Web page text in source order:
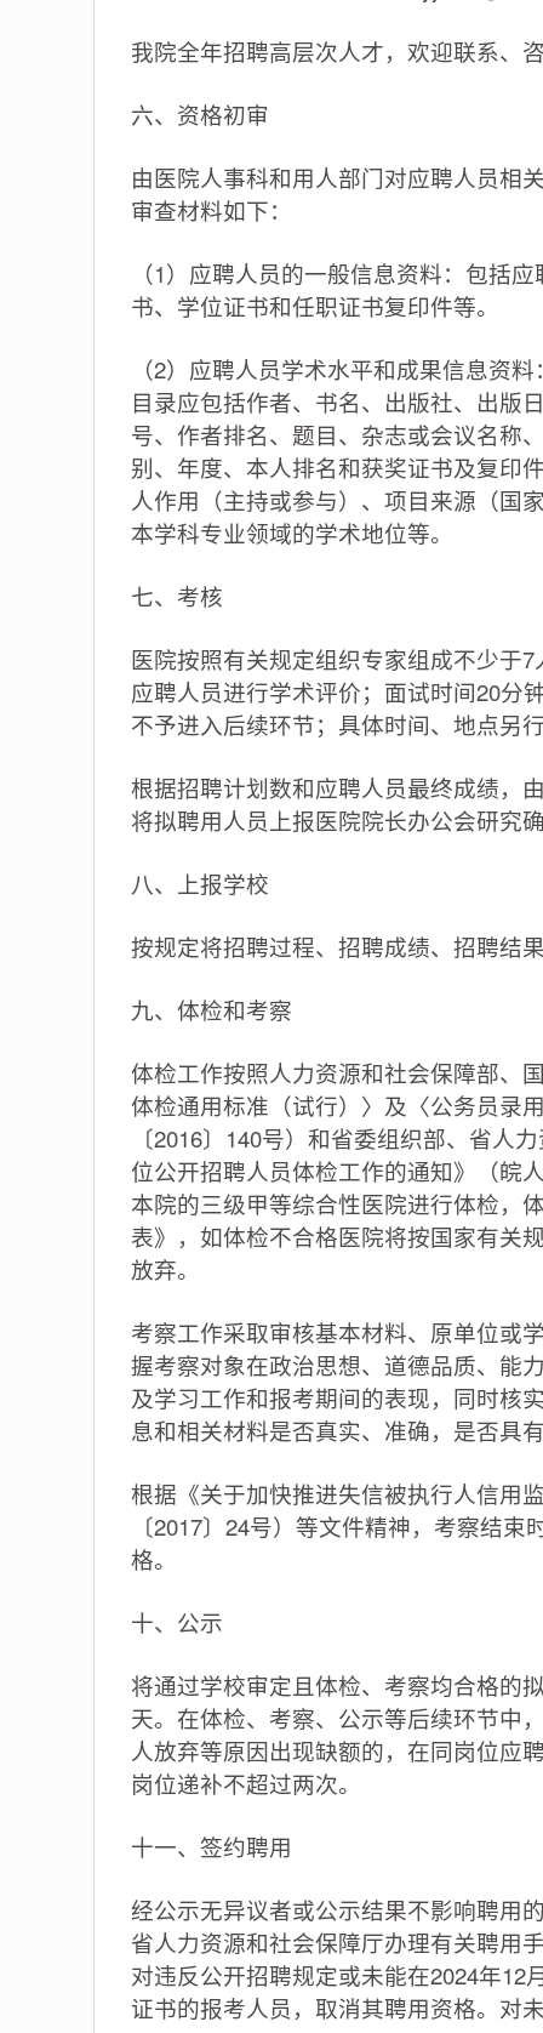
我院全年招聘高层次人才，欢迎联系、
六、资格初审
由医院人事科和用人部门对应聘人员相
审查材料如下：
（1）应聘人员的一般信息资料：包括
书、学位证书和任职证书复印件等。
（2）应聘人员学术水平和成果信息资
目录应包括作者、书名、出版社、出版
号、作者排名、题目、杂志或会议名称
别、年度、本人排名和获奖证书及复印
人作用（主持或参与）、项目来源（国
本学科专业领域的学术地位等。
七、考核
医院按照有关规定组织专家组成不少于
应聘人员进行学术评价；面试时间20分
不予进入后续环节；具体时间、地点另
根据招聘计划数和应聘人员最终成绩，
将拟聘用人员上报医院院长办公会研究
八、上报学校
按规定将招聘过程、招聘成绩、招聘结
九、体检和考察
体检工作按照人力资源和社会保障部、
体检通用标准（试行）〉及〈公务员录
〔2016〕140号）和省委组织部、省人
位公开招聘人员体检工作的通知》（皖
本院的三级甲等综合性医院进行体检，
表》，如体检不合格医院将按国家有关
放弃。
考察工作采取审核基本材料、原单位或
握考察对象在政治思想、道德品质、能
及学习工作和报考期间的表现，同时核
息和相关材料是否真实、准确，是否具
根据《关于加快推进失信被执行人信用
〔2017〕24号）等文件精神，考察结
格。
十、公示
将通过学校审定且体检、考察均合格的
天。在体检、考察、公示等后续环节中
人放弃等原因出现缺额的，在同岗位应
岗位递补不超过两次。
十一、签约聘用
经公示无异议者或公示结果不影响聘用
省人力资源和社会保障厅办理有关聘用
对违反公开招聘规定或未能在2024年
证书的报考人员，取消其聘用资格。对